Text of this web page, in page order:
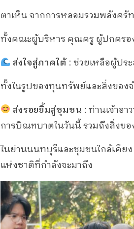
ตาเห็น จากการหลอมรวมพลังศ
ทั้งคณะผู้บริหาร คุณครู ผู้ปกครอ
ส่งใจสู่ภาคใต้: ช่วยเหลือผู้ปร
ทั้งในรูปของทุนทรัพย์และสิ่งของ
ส่งรอยยิ้มสู่ชุมชน : ท่านเจ้าอ
การบิณฑบาตในวันนี้ รวมถึงสิ่งขอ
ในย่านนนทบุรีและชุมชนใกล้เคีย
แห่งชาติที่กำลังจะมาถึง